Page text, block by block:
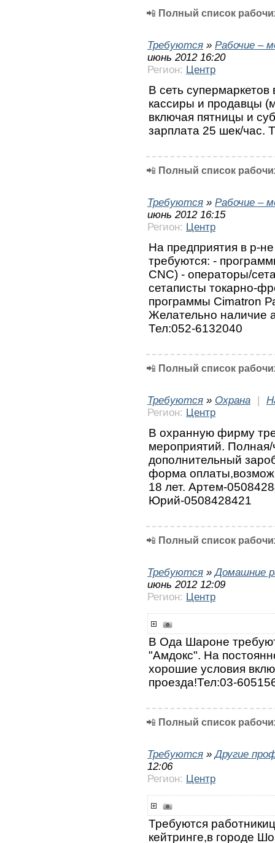
📲 Полный список
Требуются » Рабочие –
июнь 2012 16:20
Регион: Центр
В сеть
кассиры и продавцы
включая пятницы и
зарплата 25 шек/час.
📲 Полный список
Требуются » Рабочие –
июнь 2012 16:15
Регион: Центр
На предприятия в р-
требуются: -
CNC) - операторы/
сетаписты токарно-
программы Cimatron
Желательно наличие
Тел:052-6132040
📲 Полный список
Требуются » Охрана |
Регион: Центр
В охранную фирму
мероприятий. Полная/
дополнительный
форма
18 лет. Артем-
Юрий-0508428421
📲 Полный список
Требуются »Домашние
июнь 2012 12:09
Регион: Центр
В Ода Шароне
"Амдокс". На
хорошие условия
проезда!Тел:03-
📲 Полный список
Требуются »Другие
12:06
Регион: Центр
Требуются
кейтринге,в городе